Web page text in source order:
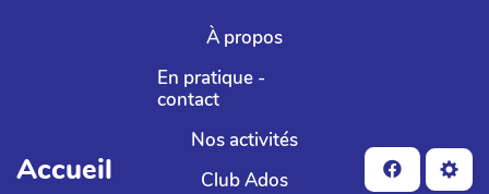
Aller au contenu principal
Accueil
À propos
En pratique -
contact
Nos activités
Club Ados